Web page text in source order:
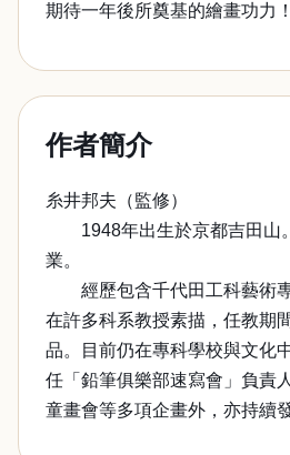
期待一年後所奠基的繪畫功力！
作者簡介
糸井邦夫（監修）
1948年出生於京都吉田山
業。
經歷包含千代田工科藝術專
在許多科系教授素描，任教期
品。目前仍在專科學校與文化
任「鉛筆俱樂部速寫會」負責
童畫會等多項企畫外，亦持續